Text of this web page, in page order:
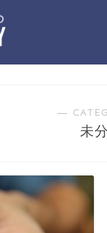
―
未